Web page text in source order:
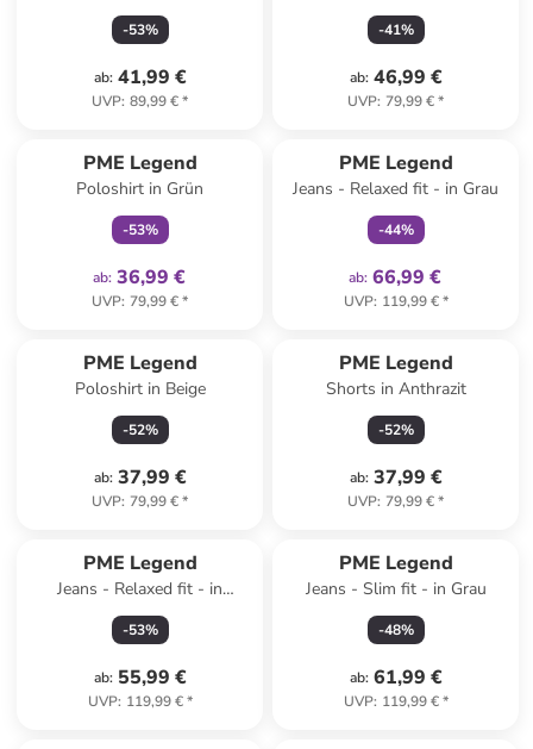
-53%
ab: 41,99 €
UVP: 89,99 €*
Dunkelblau
-41%
ab: 46,99 €
UVP: 79,99 €*
PME Legend
Poloshirt in Grün
-53%
ab: 36,99 €
UVP: 79,99 €*
PME Legend
Jeans - Relaxed fit - in Grau
-44%
ab: 66,99 €
UVP: 119,99 €*
PME Legend
Poloshirt in Beige
-52%
ab: 37,99 €
UVP: 79,99 €*
PME Legend
Shorts in Anthrazit
-52%
ab: 37,99 €
UVP: 79,99 €*
PME Legend
Jeans - Relaxed fit - in
Hellblau
-53%
ab: 55,99 €
UVP: 119,99 €*
PME Legend
Jeans - Slim fit - in Grau
-48%
ab: 61,99 €
UVP: 119,99 €*